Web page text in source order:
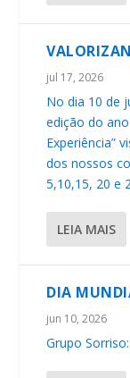
jul 17, 2026
No dia 10 de
edição do
Experiência”
dos nossos
5,10,15, 20 e
LEIA MAIS
DIA
jun 10, 2026
Grupo